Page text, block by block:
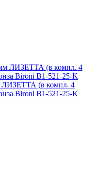
ЛИЗЕТТА (в компл. 4
Bironi B1-521-25-K